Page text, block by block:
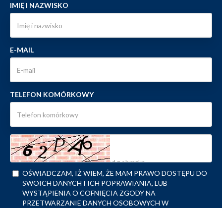
IMIĘ I NAZWISKO
E-MAIL
TELEFON KOMÓRKOWY
OŚWIADCZAM, IŻ WIEM, ŻE MAM PRAWO DOSTĘPU DO
SWOICH DANYCH I ICH POPRAWIANIA, LUB
WYSTĄPIENIA O COFNIĘCIA ZGODY NA
PRZETWARZANIE DANYCH OSOBOWYCH W